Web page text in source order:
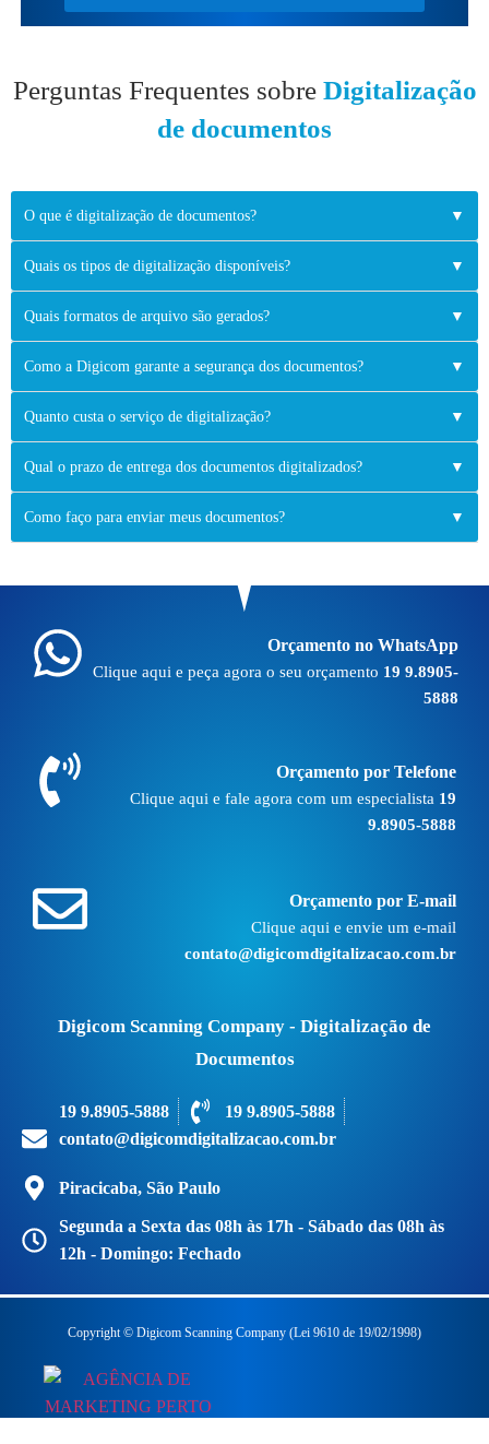
Perguntas Frequentes sobre Digitalização
de documentos
O que é digitalização de documentos? ▼
Quais os tipos de digitalização disponíveis? ▼
Quais formatos de arquivo são gerados? ▼
Como a Digicom garante a segurança dos documentos? ▼
Quanto custa o serviço de digitalização? ▼
Qual o prazo de entrega dos documentos digitalizados? ▼
Como faço para enviar meus documentos? ▼
Orçamento no WhatsApp
Clique aqui e peça agora o seu orçamento 19 9.8905-
5888
Orçamento por Telefone
Clique aqui e fale agora com um especialista 19
9.8905-5888
Orçamento por E-mail
Clique aqui e envie um e-mail
contato@digicomdigitalizacao.com.br
Digicom Scanning Company - Digitalização de
Documentos
19 9.8905-5888
19 9.8905-5888
contato@digicomdigitalizacao.com.br
Piracicaba, São Paulo
Segunda a Sexta das 08h às 17h - Sábado das 08h às
12h - Domingo: Fechado
Copyright © Digicom Scanning Company (Lei 9610 de 19/02/1998)